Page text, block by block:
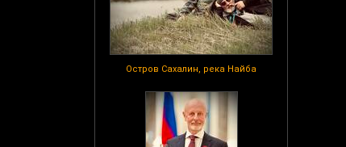
Остров Сахалин, река Найба